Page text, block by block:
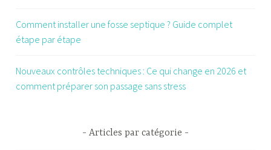
Comment installer une fosse septique ? Guide complet
étape par étape
Nouveaux contrôles techniques : Ce qui change en 2026 et
comment préparer son passage sans stress
Articles par catégorie